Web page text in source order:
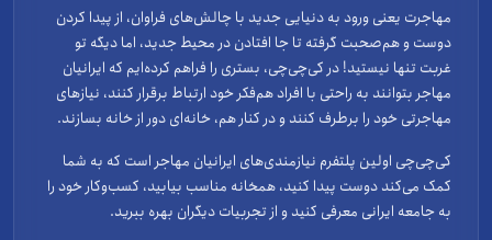
مهاجرت یعنی ورود به دنیایی جدید با چالش‌های فراوان، از پیدا کردن
دوست و هم‌صحبت گرفته تا جا افتادن در محیط جدید، اما دیگه تو
غربت تنها نیستید! در کی‌چی‌چی، بستری را فراهم کرده‌ایم که ایرانیان
مهاجر بتوانند به راحتی با افراد هم‌فکر خود ارتباط برقرار کنند، نیازهای
مهاجرتی خود را برطرف کنند و در کنار هم، خانه‌ای دور از خانه بسازند.
کی‌چی‌چی اولین پلتفرم نیازمندی‌های ایرانیان مهاجر است که به شما
کمک می‌کند دوست پیدا کنید، همخانه مناسب بیابید، کسب‌وکار خود را
به جامعه ایرانی معرفی کنید و از تجربیات دیگران بهره ببرید.